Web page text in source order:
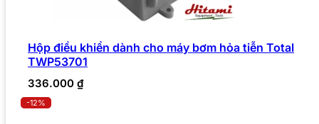
Hộp điều khiển dành cho máy bơm hỏa tiễn Total
TWP53701
336.000 ₫
-12%